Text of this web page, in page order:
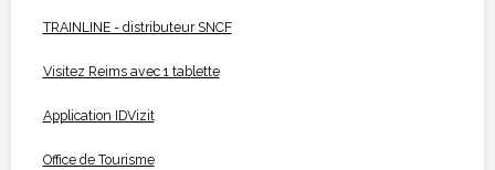
TRAINLINE - distributeur SNCF
Visitez Reims avec 1 tablette
Application IDVizit
Office de Tourisme